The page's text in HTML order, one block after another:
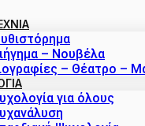
– Νουβέλα
– Θέατρο –
για όλους